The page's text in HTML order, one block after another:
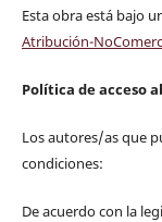
Esta obra está bajo
Atribución-
Política de acceso
Los autores/as que
condiciones:
De acuerdo con la